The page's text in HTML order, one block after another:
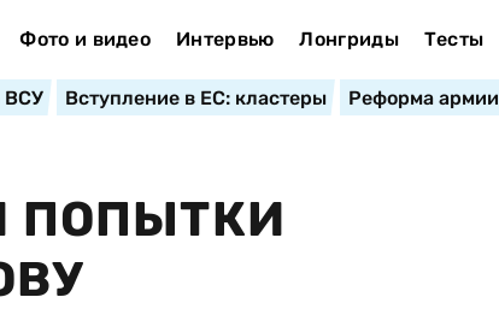
Фото и видео Интервью Лонгриды Тесты
ВСУ Вступление в ЕС: кластеры Реформа армии
ПОПЫТКИ